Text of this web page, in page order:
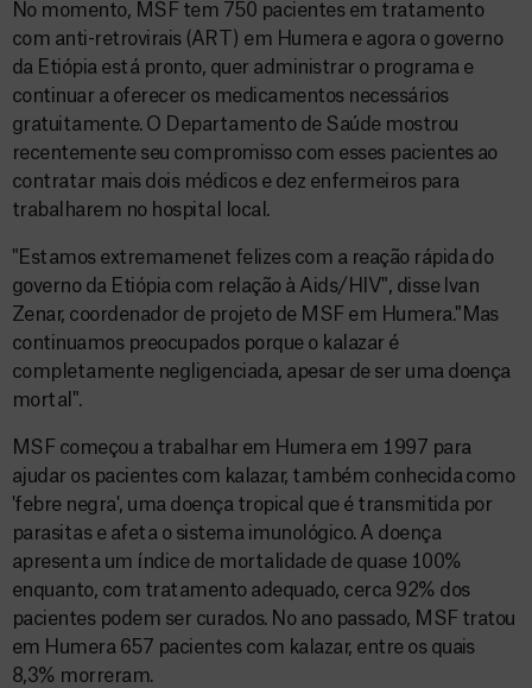
No momento, MSF tem 750 pacientes em tratamento
com anti-retrovirais (ART) em Humera e agora o governo
da Etiópia está pronto, quer administrar o programa e
continuar a oferecer os medicamentos necessários
gratuitamente. O Departamento de Saúde mostrou
recentemente seu compromisso com esses pacientes ao
contratar mais dois médicos e dez enfermeiros para
trabalharem no hospital local.
"Estamos extremamenet felizes com a reação rápida do
governo da Etiópia com relação à Aids/HIV", disse Ivan
Zenar, coordenador de projeto de MSF em Humera."Mas
continuamos preocupados porque o kalazar é
completamente negligenciada, apesar de ser uma doença
mortal".
MSF começou a trabalhar em Humera em 1997 para
ajudar os pacientes com kalazar, também conhecida como
'febre negra', uma doença tropical que é transmitida por
parasitas e afeta o sistema imunológico. A doença
apresenta um índice de mortalidade de quase 100%
enquanto, com tratamento adequado, cerca 92% dos
pacientes podem ser curados. No ano passado, MSF tratou
em Humera 657 pacientes com kalazar, entre os quais
8,3% morreram.